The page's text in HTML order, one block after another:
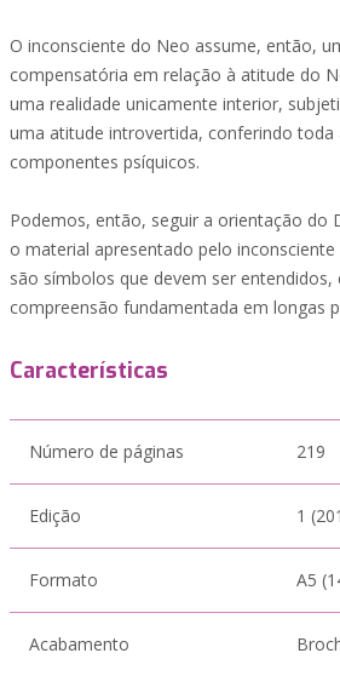
O inconsciente do Neo assume, então,
compensatória em relação à atitude do
uma realidade unicamente interior,
uma atitude introvertida, conferindo toda
componentes psíquicos.
Podemos, então, seguir a orientação do
o material apresentado pelo
são símbolos que devem ser
compreensão fundamentada em longas
Características
Número de páginas 219
Edição 1
Formato A5
Acabamento